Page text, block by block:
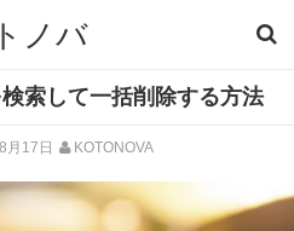
ノバ
索して一括削除する方法
月17日 KOTONOVA